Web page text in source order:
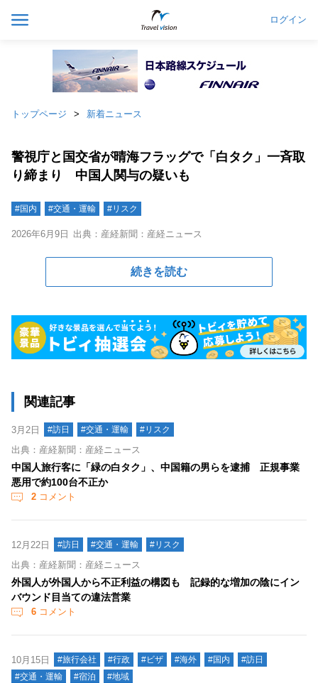
ログイン
トップページ 新着ニュース
警視庁と国交省が晴海フラッグで「白タク」一斉取
り締まり 中国人関与の疑いも
#国内 #交通・運輸 #リスク
2026年6月9日 出典：産経新聞：産経ニュース
続きを読む
関連記事
3月2日 #訪日 #交通・運輸 #リスク
出典：産経新聞：産経ニュース
中国人旅行客に「緑の白タク」、中国籍の男らを逮捕 正規事業
悪用で約100台不正か
2 コメント
12月22日 #訪日 #交通・運輸 #リスク
出典：産経新聞：産経ニュース
外国人が外国人から不正利益の構図も 記録的な増加の陰にイン
バウンド目当ての違法営業
6 コメント
10月15日 #旅行会社 #行政 #ビザ #海外 #国内
#訪日
#交通・運輸
#宿泊 #地域